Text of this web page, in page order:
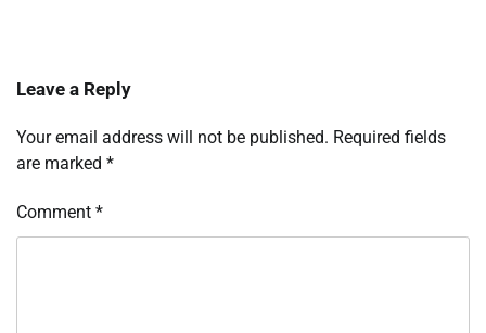
Leave a Reply
Your email address will not be published. Required fields
are marked *
Comment *